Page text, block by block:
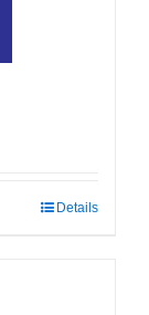
Details